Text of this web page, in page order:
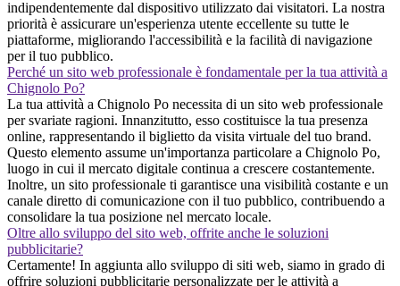
indipendentemente dal dispositivo utilizzato dai visitatori. La nostra
priorità è assicurare un'esperienza utente eccellente su tutte le
piattaforme, migliorando l'accessibilità e la facilità di navigazione
per il tuo pubblico.
Perché un sito web professionale è fondamentale per la tua attività a
Chignolo Po?
La tua attività a Chignolo Po necessita di un sito web professionale
per svariate ragioni. Innanzitutto, esso costituisce la tua presenza
online, rappresentando il biglietto da visita virtuale del tuo brand.
Questo elemento assume un'importanza particolare a Chignolo Po,
luogo in cui il mercato digitale continua a crescere costantemente.
Inoltre, un sito professionale ti garantisce una visibilità costante e un
canale diretto di comunicazione con il tuo pubblico, contribuendo a
consolidare la tua posizione nel mercato locale.
Oltre allo sviluppo del sito web, offrite anche le soluzioni
pubblicitarie?
Certamente! In aggiunta allo sviluppo di siti web, siamo in grado di
offrire soluzioni pubblicitarie personalizzate per le attività a